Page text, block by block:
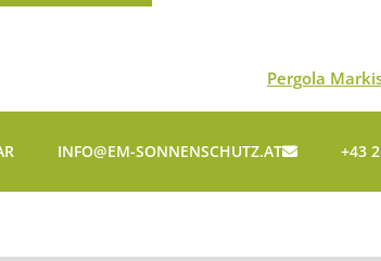
Pergola
INFO@EM-SONNENSCHUTZ.AT +43